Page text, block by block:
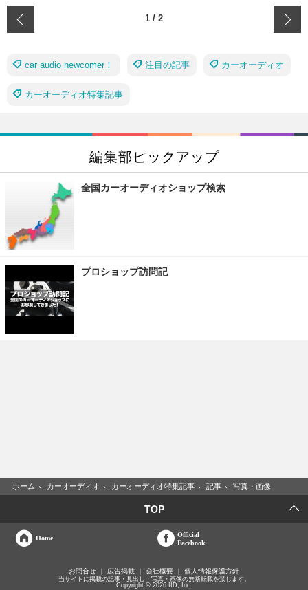
1 / 2
car audio newcomer！ 注目の記事 カーオーディオ
カーオーディオ特集記事
編集部ピックアップ
全国カーオーディオショップ検索
プロショップ訪問記
ホーム › カーオーディオ › カーオーディオ特集記事 › 記事 › 写真・画像
TOP
Home
Official
Facebook
お問合せ 広告掲載 会社概要 個人情報保護方針
当サイトに掲載の記事・見出し・写真・画像の無断転載を禁じます。
Copyright © 2026 IID, Inc.